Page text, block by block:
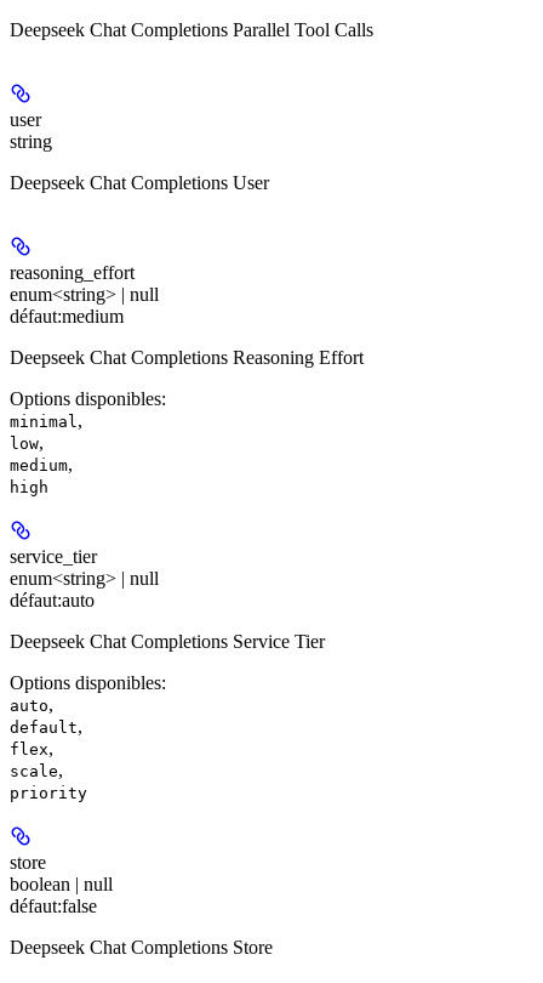
Deepseek Chat Completions Parallel Tool Calls
user
string
Deepseek Chat Completions User
reasoning_effort
enum<string> | null
défaut:medium
Deepseek Chat Completions Reasoning Effort
Options disponibles:
minimal ,
low,
medium,
high
service_tier
enum<string> | null
défaut:auto
Deepseek Chat Completions Service Tier
Options disponibles:
auto,
default,
flex,
scale,
priority
store
boolean | null
défaut:false
Deepseek Chat Completions Store